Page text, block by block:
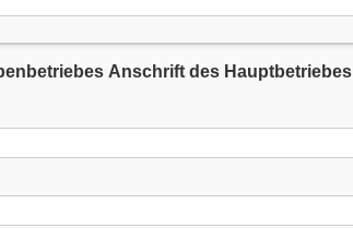
Anschrift des Hauptbetriebes